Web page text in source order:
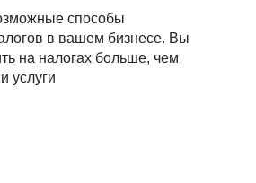
способы
в вашем бизнесе. Вы
на налогах больше, чем
услуги